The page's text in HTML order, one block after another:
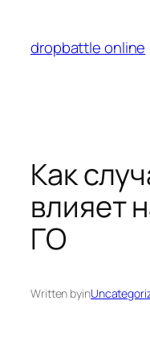
содержимому
dropbattle online
Как
влияет
ГО
Written byin